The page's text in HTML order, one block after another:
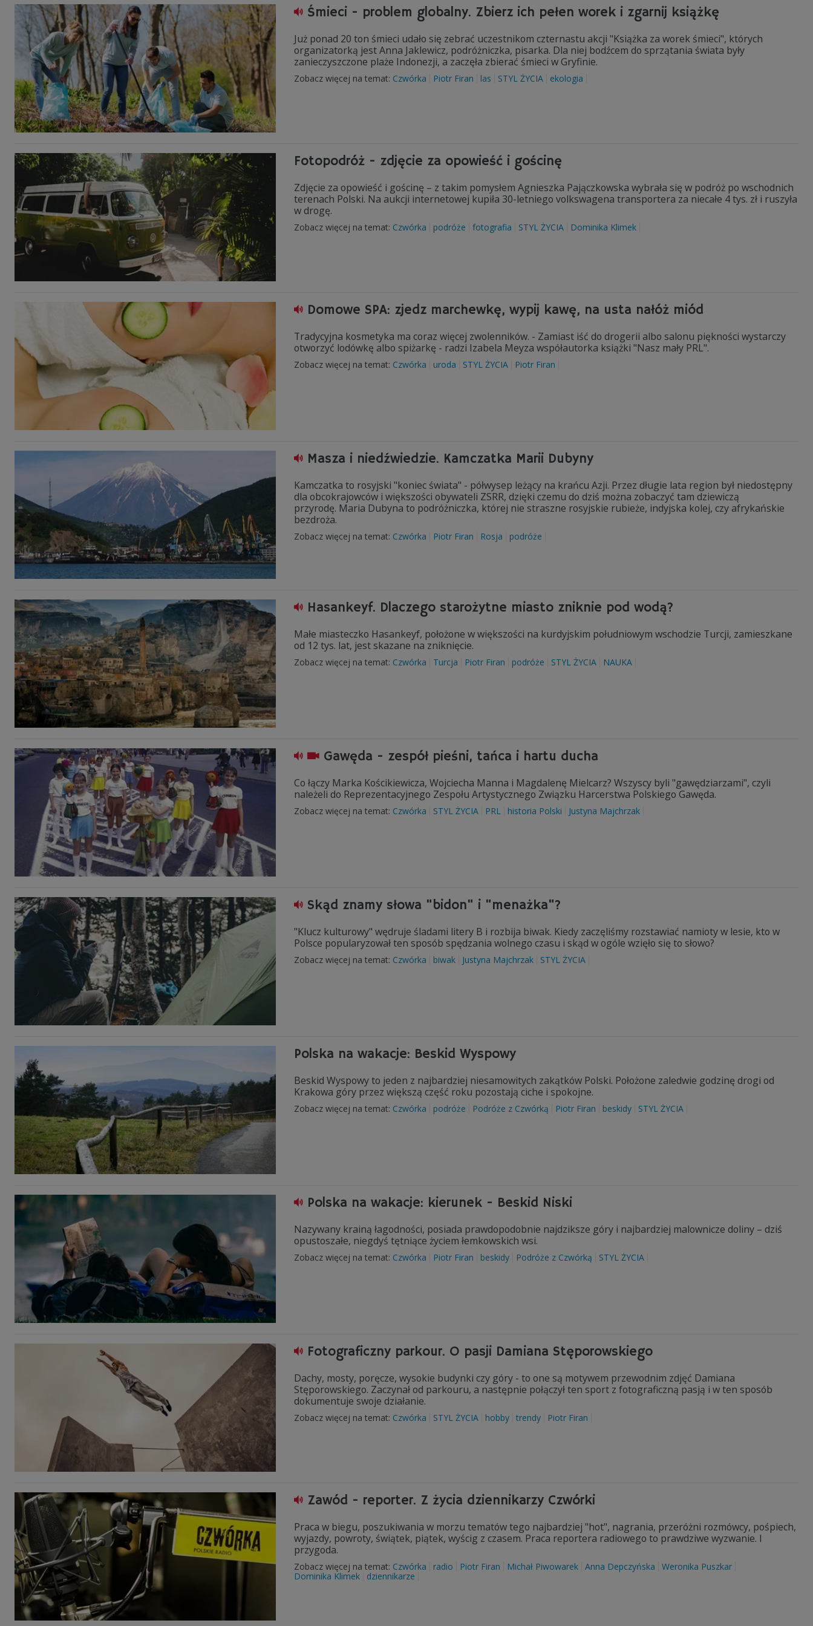
Śmieci - problem globalny. Zbierz ich pełen worek i zgarnij książkę
Już ponad 20 ton śmieci udało się zebrać uczestnikom czternastu akcji "Książka za worek śmieci", których
organizatorką jest Anna Jaklewicz, podróżniczka, pisarka. Dla niej bodźcem do sprzątania świata były
zanieczyszczone plaże Indonezji, a zaczęła zbierać śmieci w Gryfinie.
Zobacz więcej na temat: Czwórka Piotr Firan las STYL ŻYCIA ekologia
Fotopodróż - zdjęcie za opowieść i gościnę
Zdjęcie za opowieść i gościnę – z takim pomysłem Agnieszka Pajączkowska wybrała się w podróż po wschodnich
terenach Polski. Na aukcji internetowej kupiła 30-letniego volkswagena transportera za niecałe 4 tys. zł i ruszyła
w drogę.
Zobacz więcej na temat: Czwórka podróże fotografia STYL ŻYCIA Dominika Klimek
Domowe SPA: zjedz marchewkę, wypij kawę, na usta nałóż miód
Tradycyjna kosmetyka ma coraz więcej zwolenników. - Zamiast iść do drogerii albo salonu piękności wystarczy
otworzyć lodówkę albo spiżarkę - radzi Izabela Meyza współautorka książki "Nasz mały PRL".
Zobacz więcej na temat: Czwórka uroda STYL ŻYCIA Piotr Firan
Masza i niedźwiedzie. Kamczatka Marii Dubyny
Kamczatka to rosyjski "koniec świata" - półwysep leżący na krańcu Azji. Przez długie lata region był niedostępny
dla obcokrajowców i większości obywateli ZSRR, dzięki czemu do dziś można zobaczyć tam dziewiczą
przyrodę. Maria Dubyna to podróżniczka, której nie straszne rosyjskie rubieże, indyjska kolej, czy afrykańskie
bezdroża.
Zobacz więcej na temat: Czwórka Piotr Firan Rosja podróże
Hasankeyf. Dlaczego starożytne miasto zniknie pod wodą?
Małe miasteczko Hasankeyf, położone w większości na kurdyjskim południowym wschodzie Turcji, zamieszkane
od 12 tys. lat, jest skazane na zniknięcie.
Zobacz więcej na temat: Czwórka Turcja Piotr Firan podróże STYL ŻYCIA NAUKA
Gawęda - zespół pieśni, tańca i hartu ducha
Co łączy Marka Kościkiewicza, Wojciecha Manna i Magdalenę Mielcarz? Wszyscy byli "gawędziarzami", czyli
należeli do Reprezentacyjnego Zespołu Artystycznego Związku Harcerstwa Polskiego Gawęda.
Zobacz więcej na temat: Czwórka STYL ŻYCIA PRL historia Polski Justyna Majchrzak
Skąd znamy słowa "bidon" i "menażka"?
"Klucz kulturowy" wędruje śladami litery B i rozbija biwak. Kiedy zaczęliśmy rozstawiać namioty w lesie, kto w
Polsce popularyzował ten sposób spędzania wolnego czasu i skąd w ogóle wzięło się to słowo?
Zobacz więcej na temat: Czwórka biwak Justyna Majchrzak STYL ŻYCIA
Polska na wakacje: Beskid Wyspowy
Beskid Wyspowy to jeden z najbardziej niesamowitych zakątków Polski. Położone zaledwie godzinę drogi od
Krakowa góry przez większą część roku pozostają ciche i spokojne.
Zobacz więcej na temat: Czwórka podróże Podróże z Czwórką Piotr Firan beskidy STYL ŻYCIA
Polska na wakacje: kierunek - Beskid Niski
Nazywany krainą łagodności, posiada prawdopodobnie najdziksze góry i najbardziej malownicze doliny – dziś
opustoszałe, niegdyś tętniące życiem łemkowskich wsi.
Zobacz więcej na temat: Czwórka Piotr Firan beskidy Podróże z Czwórką STYL ŻYCIA
Fotograficzny parkour. O pasji Damiana Stęporowskiego
Dachy, mosty, poręcze, wysokie budynki czy góry - to one są motywem przewodnim zdjęć Damiana
Stęporowskiego. Zaczynał od parkouru, a następnie połączył ten sport z fotograficzną pasją i w ten sposób
dokumentuje swoje działanie.
Zobacz więcej na temat: Czwórka STYL ŻYCIA hobby trendy Piotr Firan
Zawód - reporter. Z życia dziennikarzy Czwórki
Praca w biegu, poszukiwania w morzu tematów tego najbardziej "hot", nagrania, przeróżni rozmówcy, pośpiech,
wyjazdy, powroty, świątek, piątek, wyścig z czasem. Praca reportera radiowego to prawdziwe wyzwanie. I
przygoda.
Zobacz więcej na temat: Czwórka radio Piotr Firan Michał Piwowarek Anna Depczyńska
Weronika Puszkar
Dominika Klimek
dziennikarze